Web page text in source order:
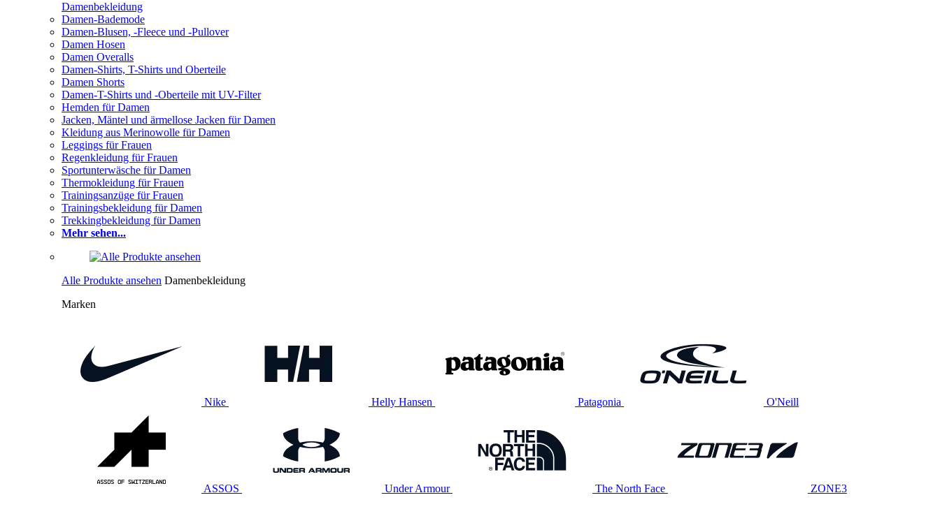
Damenbekleidung
Damen-Bademode
Damen-Blusen, -Fleece und -Pullover
Damen Hosen
Damen Overalls
Damen-Shirts, T-Shirts und Oberteile
Damen Shorts
Damen-T-Shirts und -Oberteile mit UV-Filter
Hemden für Damen
Jacken, Mäntel und ärmellose Jacken für Damen
Kleidung aus Merinowolle für Damen
Leggings für Frauen
Regenkleidung für Frauen
Sportunterwäsche für Damen
Thermokleidung für Frauen
Trainingsanzüge für Frauen
Trainingsbekleidung für Damen
Trekkingbekleidung für Damen
Mehr sehen...
Alle Produkte ansehen Damenbekleidung
Marken
Nike Helly Hansen Patagonia O'Neill
ASSOS Under Armour The North Face ZONE3